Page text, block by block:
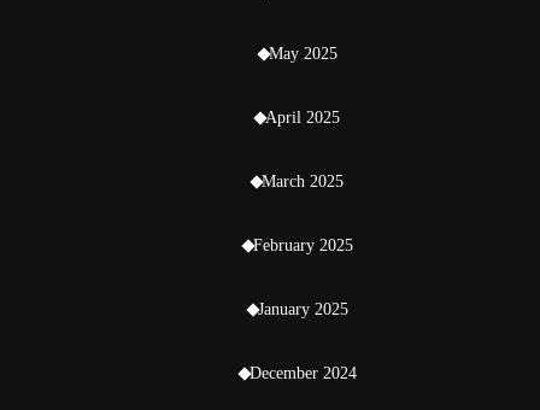
May 2025
April 2025
March 2025
February 2025
January 2025
December 2024